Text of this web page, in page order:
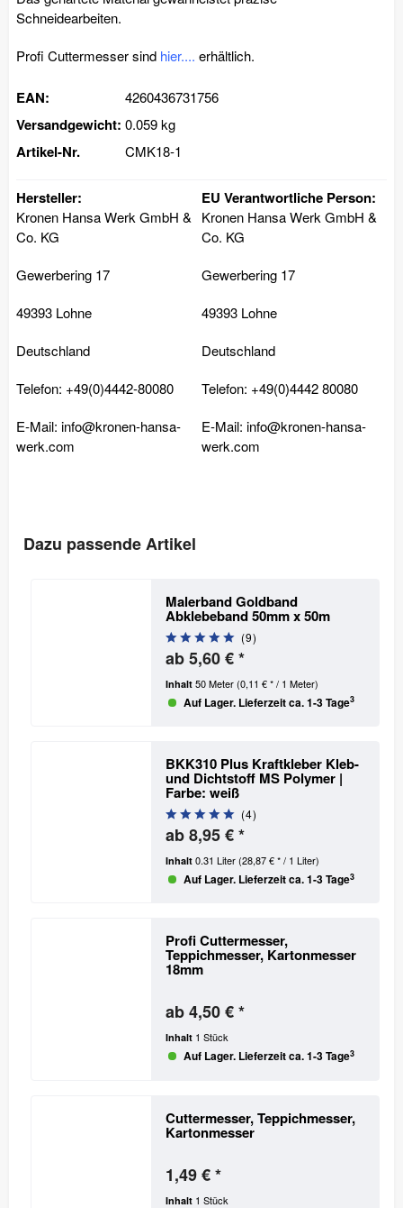
Schneidearbeiten.
Profi Cuttermesser sind hier.... erhältlich.
EAN: 4260436731756
Versandgewicht: 0.059 kg
Artikel-Nr. CMK18-1
Hersteller:
Kronen Hansa Werk GmbH &
Co. KG
Gewerbering 17
49393 Lohne
Deutschland
Telefon: +49(0)4442-80080
E-Mail: info@kronen-hansa-
werk.com
EU Verantwortliche Person:
Kronen Hansa Werk GmbH &
Co. KG
Gewerbering 17
49393 Lohne
Deutschland
Telefon: +49(0)4442 80080
E-Mail: info@kronen-hansa-
werk.com
Dazu passende Artikel
Malerband Goldband
Abklebeband 50mm x 50m
(9)
ab 5,60 € *
Inhalt 50 Meter(0,11 € * / 1 Meter)
Auf Lager. Lieferzeit ca. 1-3 Tage3
BKK310 Plus Kraftkleber Kleb-
und Dichtstoff MS Polymer |
Farbe: weiß
(4)
ab 8,95 € *
Inhalt 0.31 Liter(28,87 € * / 1 Liter)
Auf Lager. Lieferzeit ca. 1-3 Tage3
Profi Cuttermesser,
Teppichmesser, Kartonmesser
18mm
ab 4,50 € *
Inhalt 1 Stück
Auf Lager. Lieferzeit ca. 1-3 Tage3
Cuttermesser, Teppichmesser,
Kartonmesser
1,49 € *
Inhalt 1 Stück